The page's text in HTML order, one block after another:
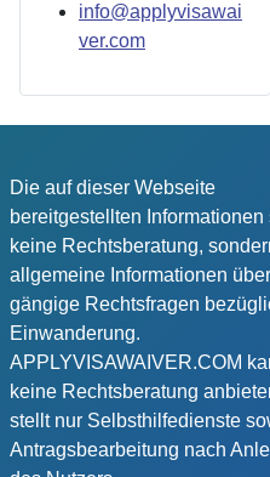
info@applyvisawai
ver.com
Die auf dieser Webseite
bereitgestellten Informationen
keine Rechtsberatung,
allgemeine Informationen über
gängige Rechtsfragen
Einwanderung.
APPLYVISAWAIVER.COM
keine Rechtsberatung
stellt nur Selbsthilfedienste
Antragsbearbeitung nach